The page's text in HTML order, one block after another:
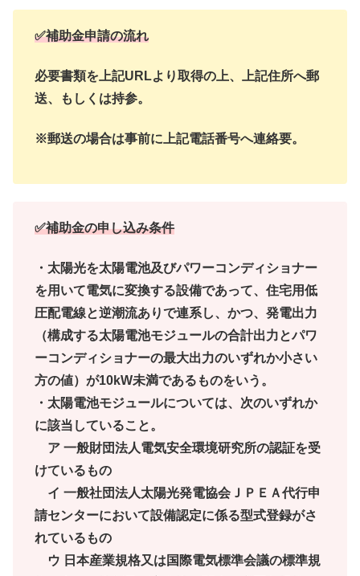
✅補助金申請の流れ
必要書類を上記URLより取得の上、上記住所へ郵
送、もしくは持参。
※郵送の場合は事前に上記電話番号へ連絡要。
✅補助金の申し込み条件
・太陽光を太陽電池及びパワーコンディショナー
を用いて電気に変換する設備であって、住宅用低
圧配電線と逆潮流ありで連系し、かつ、発電出力
（構成する太陽電池モジュールの合計出力とパワ
ーコンディショナーの最大出力のいずれか小さい
方の値）が10kW未満であるものをいう。
・太陽電池モジュールについては、次のいずれか
に該当していること。
ア 一般財団法人電気安全環境研究所の認証を受
けているもの
イ 一般社団法人太陽光発電協会ＪＰＥＡ代行申
請センターにおいて設備認定に係る型式登録がさ
れているもの
ウ 日本産業規格又は国際電気標準会議の標準規